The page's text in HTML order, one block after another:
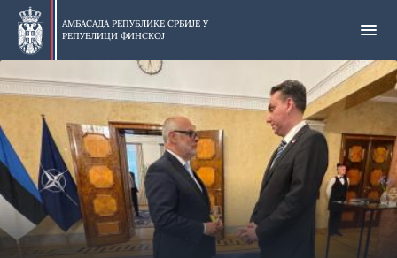
Прескочи
главни
део
АМБАСАДА РЕПУБЛИКЕ СРБИЈЕ У
РЕПУБЛИЦИ ФИНСКОЈ